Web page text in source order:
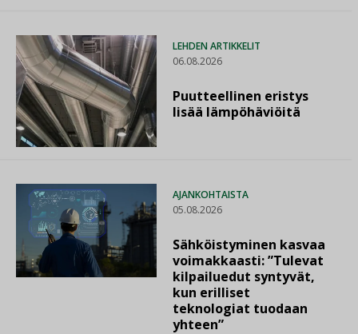
LEHDEN ARTIKKELIT
06.08.2026
Puutteellinen eristys
lisää lämpöhäviöitä
AJANKOHTAISTA
05.08.2026
Sähköistyminen kasvaa
voimakkaasti: ”Tulevat
kilpailuedut syntyvät,
kun erilliset
teknologiat tuodaan
yhteen”